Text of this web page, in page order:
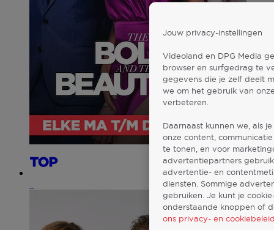
Jouw privacy-instellingen
Videoland en DPG Media
browser en surfgedrag te
gegevens die je zelf deelt
we om het gebruik van
verbeteren.
Daarnaast kunnen we, als
onze content,
te tonen, en voor
advertentiepartners
advertentie- en
diensten. Sommige
gebruiken. Je kunt je
onderstaande knoppen of
ons privacy- en